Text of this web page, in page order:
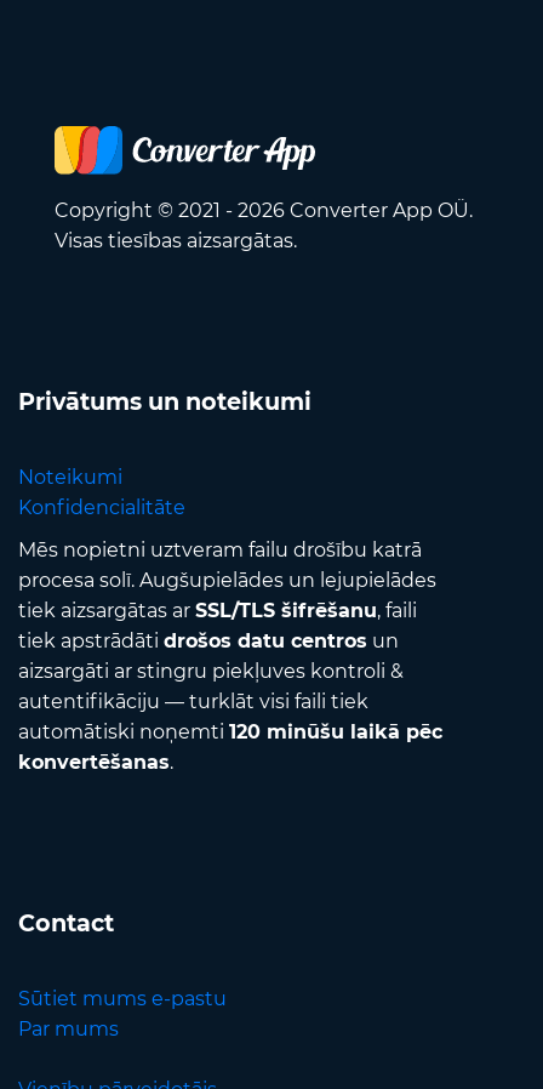
Copyright © 2021 - 2026 Converter App OÜ.
Visas tiesības aizsargātas.
Privātums un noteikumi
Noteikumi
Konfidencialitāte
Mēs nopietni uztveram failu drošību katrā
procesa solī. Augšupielādes un lejupielādes
tiek aizsargātas ar SSL/TLS šifrēšanu, faili
tiek apstrādāti drošos datu centros un
aizsargāti ar stingru piekļuves kontroli &
autentifikāciju — turklāt visi faili tiek
automātiski noņemti 120 minūšu laikā pēc
konvertēšanas.
Contact
Sūtiet mums e-pastu
Par mums